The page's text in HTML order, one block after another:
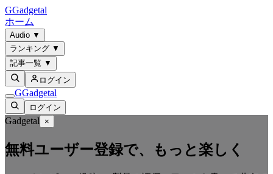
GGadgetal
ホーム
Audio ▼
ランキング ▼
記事一覧 ▼
ログイン
GGadgetal
ログイン
Gadgetal ×
無料ユーザー登録で、もっと楽しく